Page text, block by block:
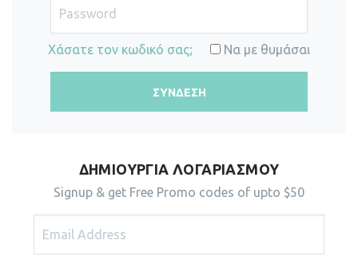
Χάσατε τον κωδικό σας; Να με θυμάσαι
ΔΗΜΙΟΥΡΓΊΑ ΛΟΓΑΡΙΑΣΜΟΎ
Signup & get Free Promo codes of upto $50